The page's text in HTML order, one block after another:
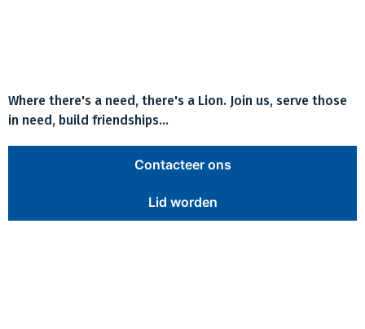
Where there's a need, there's a Lion. Join us, serve those
in need, build friendships…
Contacteer ons
Lid worden